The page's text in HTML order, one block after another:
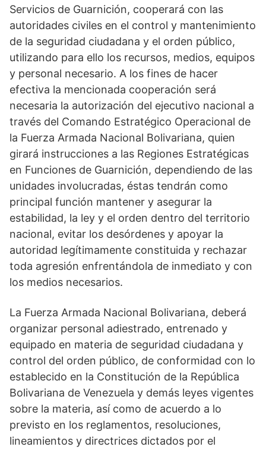
Servicios de Guarnición, cooperará con las
autoridades civiles en el control y mantenimiento
de la seguridad ciudadana y el orden público,
utilizando para ello los recursos, medios, equipos
y personal necesario. A los fines de hacer
efectiva la mencionada cooperación será
necesaria la autorización del ejecutivo nacional a
través del Comando Estratégico Operacional de
la Fuerza Armada Nacional Bolivariana, quien
girará instrucciones a las Regiones Estratégicas
en Funciones de Guarnición, dependiendo de las
unidades involucradas, éstas tendrán como
principal función mantener y asegurar la
estabilidad, la ley y el orden dentro del territorio
nacional, evitar los desórdenes y apoyar la
autoridad legítimamente constituida y rechazar
toda agresión enfrentándola de inmediato y con
los medios necesarios.
La Fuerza Armada Nacional Bolivariana, deberá
organizar personal adiestrado, entrenado y
equipado en materia de seguridad ciudadana y
control del orden público, de conformidad con lo
establecido en la Constitución de la República
Bolivariana de Venezuela y demás leyes vigentes
sobre la materia, así como de acuerdo a lo
previsto en los reglamentos, resoluciones,
lineamientos y directrices dictados por el